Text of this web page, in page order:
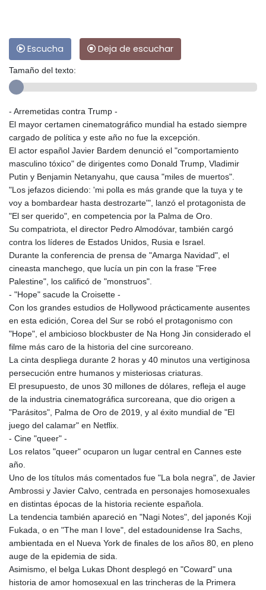
Escucha Deja de escuchar
Tamaño del texto:
- Arremetidas contra Trump -
El mayor certamen cinematográfico mundial ha estado siempre
cargado de política y este año no fue la excepción.
El actor español Javier Bardem denunció el "comportamiento
masculino tóxico" de dirigentes como Donald Trump, Vladimir
Putin y Benjamin Netanyahu, que causa "miles de muertos".
"Los jefazos diciendo: 'mi polla es más grande que la tuya y te
voy a bombardear hasta destrozarte'", lanzó el protagonista de
"El ser querido", en competencia por la Palma de Oro.
Su compatriota, el director Pedro Almodóvar, también cargó
contra los líderes de Estados Unidos, Rusia e Israel.
Durante la conferencia de prensa de "Amarga Navidad", el
cineasta manchego, que lucía un pin con la frase "Free
Palestine", los calificó de "monstruos".
- "Hope" sacude la Croisette -
Con los grandes estudios de Hollywood prácticamente ausentes
en esta edición, Corea del Sur se robó el protagonismo con
"Hope", el ambicioso blockbuster de Na Hong Jin considerado el
filme más caro de la historia del cine surcoreano.
La cinta despliega durante 2 horas y 40 minutos una vertiginosa
persecución entre humanos y misteriosas criaturas.
El presupuesto, de unos 30 millones de dólares, refleja el auge
de la industria cinematográfica surcoreana, que dio origen a
"Parásitos", Palma de Oro de 2019, y al éxito mundial de "El
juego del calamar" en Netflix.
- Cine "queer" -
Los relatos "queer" ocuparon un lugar central en Cannes este
año.
Uno de los títulos más comentados fue "La bola negra", de Javier
Ambrossi y Javier Calvo, centrada en personajes homosexuales
en distintas épocas de la historia reciente española.
La tendencia también apareció en "Nagi Notes", del japonés Koji
Fukada, o en "The man I love", del estadounidense Ira Sachs,
ambientada en el Nueva York de finales de los años 80, en pleno
auge de la epidemia de sida.
Asimismo, el belga Lukas Dhont desplegó en "Coward" una
historia de amor homosexual en las trincheras de la Primera